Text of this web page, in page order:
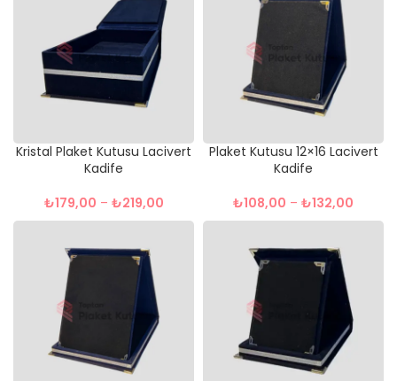
Kristal Plaket Kutusu Lacivert
Kadife
₺179,00 – ₺219,00
Plaket Kutusu 12×16 Lacivert
Kadife
₺108,00 – ₺132,00